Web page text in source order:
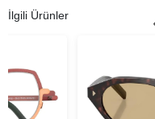
İlgili Ürünler